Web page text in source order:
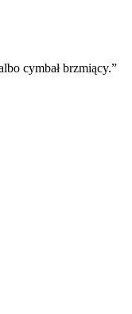
cymbał brzmiący.”